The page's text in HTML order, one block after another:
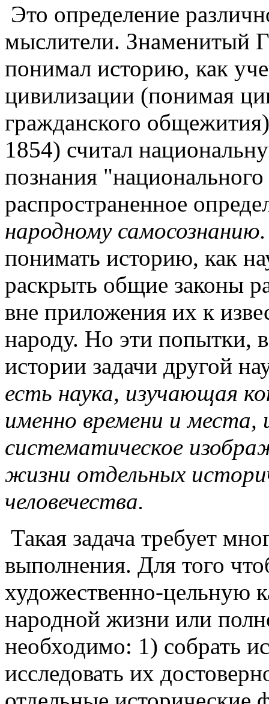
Это определение
мыслители. Знаменитый
понимал историю, как
цивилизации (понимая
гражданского
1854) считал
познания
распространенное
народному самосознанию.
понимать историю, как
раскрыть общие законы
вне приложения их к
народу. Но эти попытки,
истории задачи другой
есть наука, изучающая
именно времени и места,
систематическое
жизни отдельных
человечества.
Такая задача требует
выполнения. Для того
художественно-цельную
народной жизни или
необходимо: 1) собрать
исследовать их